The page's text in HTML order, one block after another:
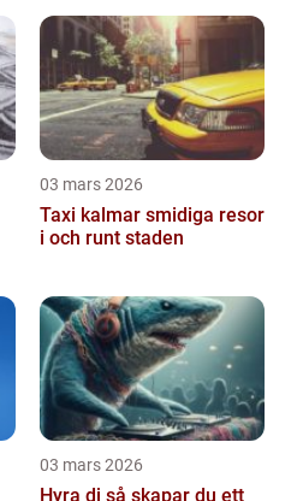
03 mars 2026
Taxi kalmar smidiga resor
i och runt staden
03 mars 2026
Hyra dj så skapar du ett